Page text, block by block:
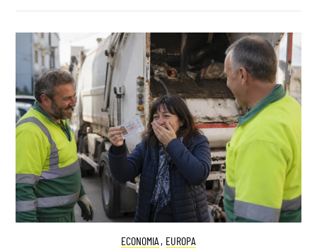
ECONOMIA , EUROPA